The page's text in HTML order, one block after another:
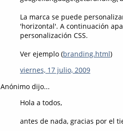
La marca se puede
'horizontal'. A continuación
personalización CSS.
Ver ejemplo (branding.html)
viernes, 17 julio, 2009
Anónimo dijo...
Hola a todos,
antes de nada, gracias por el